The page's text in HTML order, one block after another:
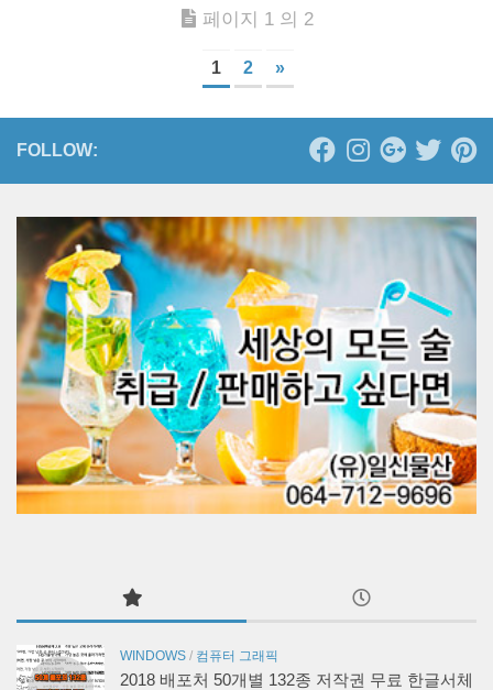
페이지 1 의 2
1 2 »
FOLLOW:
WINDOWS / 컴퓨터 그래픽
2018 배포처 50개별 132종 저작권 무료 한글서체